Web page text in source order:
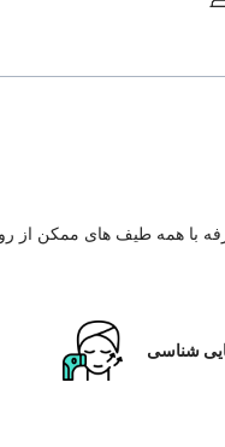
شناسی